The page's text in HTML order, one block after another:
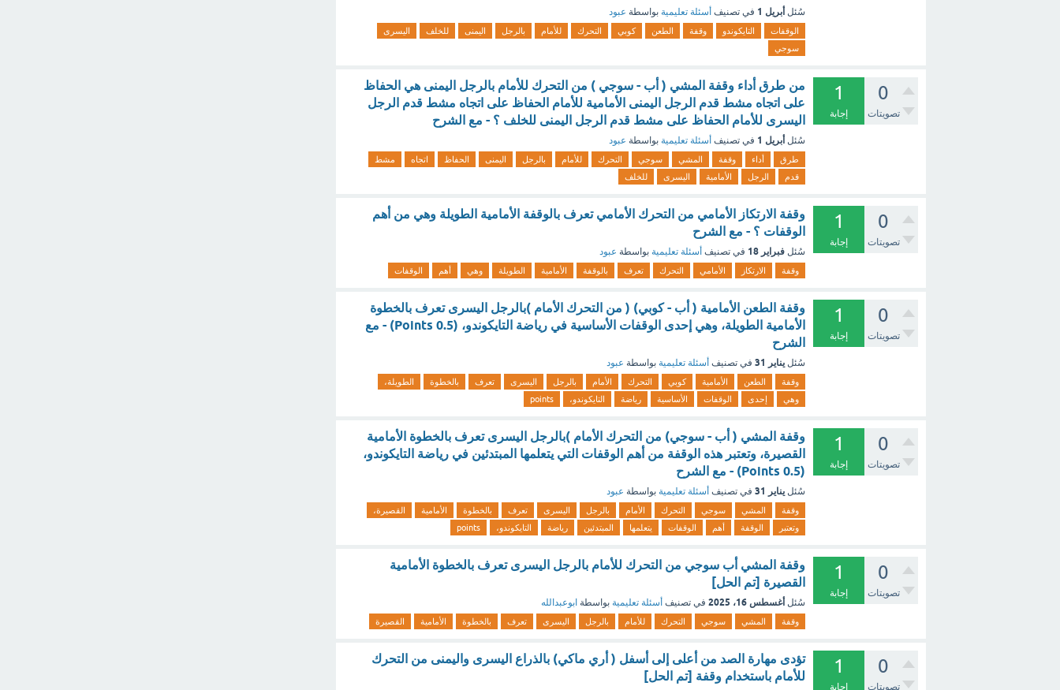
سُئل أبريل 1 في تصنيف أسئلة تعليمية بواسطة عبود
الوقفات التايكوندو وقفة الطعن كوبي التحرك للأمام بالرجل اليمنى للخلف
اليسرى
سوجي
0
تصويتات
1
إجابة
من طرق أداء وقفة المشي ( أب - سوجي ) من التحرك للأمام بالرجل اليمنى هي الحفاظ
على اتجاه مشط قدم الرجل اليمنى الأمامية للأمام الحفاظ على اتجاه مشط قدم الرجل
اليسرى للأمام الحفاظ على مشط قدم الرجل اليمنى للخلف ؟ - مع الشرح
سُئل أبريل 1 في تصنيف أسئلة تعليمية بواسطة عبود
طرق أداء وقفة المشي سوجي التحرك للأمام بالرجل اليمنى الحفاظ اتجاه
مشط
قدم
الرجل الأمامية اليسرى للخلف
0
تصويتات
1
إجابة
وقفة الارتكاز الأمامي من التحرك الأمامي تعرف بالوقفة الأمامية الطويلة وهي من أهم
الوقفات ؟ - مع الشرح
سُئل فبراير 18 في تصنيف أسئلة تعليمية بواسطة عبود
وقفة الارتكاز الأمامي التحرك تعرف بالوقفة الأمامية الطويلة وهي أهم الوقفات
0
تصويتات
1
إجابة
وقفة الطعن الأمامية ( أب - كوبي) ( من التحرك الأمام )بالرجل اليسرى تعرف بالخطوة
الأمامية الطويلة، وهي إحدى الوقفات الأساسية في رياضة التايكوندو، (0.5 Points) - مع
الشرح
سُئل يناير 31 في تصنيف أسئلة تعليمية بواسطة عبود
وقفة الطعن الأمامية كوبي التحرك الأمام بالرجل اليسرى تعرف بالخطوة
الطويلة،
وهي
إحدى الوقفات الأساسية رياضة التايكوندو، points
0
تصويتات
1
إجابة
وقفة المشي ( أب - سوجي) من التحرك الأمام )بالرجل اليسرى تعرف بالخطوة الأمامية
القصيرة، وتعتبر هذه الوقفة من أهم الوقفات التي يتعلمها المبتدئين في رياضة التايكوندو،
(0.5 Points) - مع الشرح
سُئل يناير 31 في تصنيف أسئلة تعليمية بواسطة عبود
وقفة المشي سوجي التحرك الأمام بالرجل اليسرى تعرف بالخطوة الأمامية
القصيرة،
وتعتبر
الوقفة أهم الوقفات يتعلمها المبتدئين رياضة التايكوندو، points
0
تصويتات
1
إجابة
وقفة المشي أب سوجي من التحرك للأمام بالرجل اليسرى تعرف بالخطوة الأمامية
القصيرة [تم الحل]
سُئل أغسطس 16، 2025 في تصنيف أسئلة تعليمية بواسطة ابوعبدالله
وقفة المشي سوجي التحرك للأمام بالرجل اليسرى تعرف بالخطوة الأمامية القصيرة
0
تصويتات
1
إجابة
تؤدى مهارة الصد من أعلى إلى أسفل ( أري ماكي) بالذراع اليسرى واليمنى من التحرك
للأمام باستخدام وقفة [تم الحل]